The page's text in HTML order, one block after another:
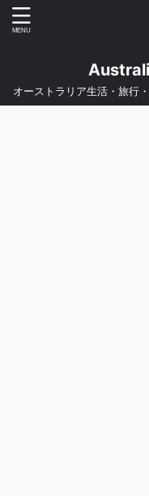
オーストラリア生活・旅行